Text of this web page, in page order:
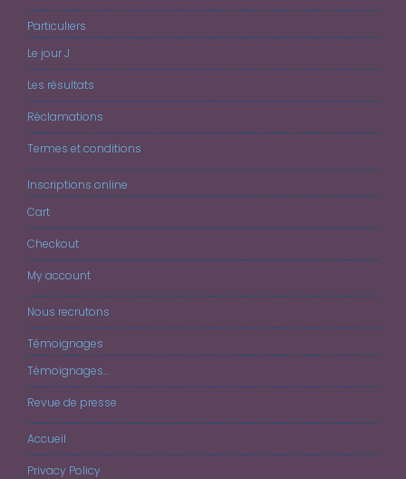
Particuliers
Le jour J
Les résultats
Réclamations
Termes et conditions
Inscriptions online
Cart
Checkout
My account
Nous recrutons
Témoignages
Témoignages…
Revue de presse
Accueil
Privacy Policy